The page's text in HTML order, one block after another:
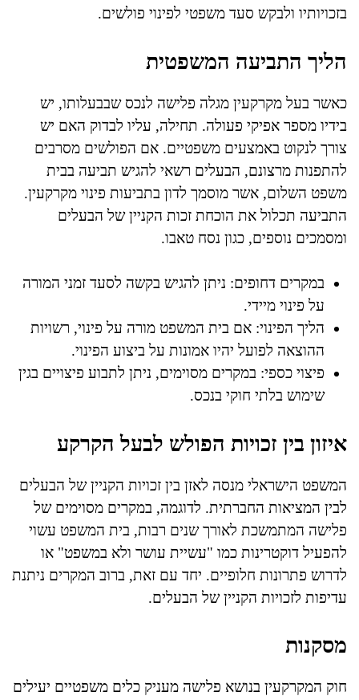
בזכויותיו ולבקש סעד משפטי לפינוי פולשים.
הליך התביעה המשפטית
כאשר בעל מקרקעין מגלה פלישה לנכס שבבעלותו, יש
בידיו מספר אפיקי פעולה. תחילה, עליו לבדוק האם יש
צורך לנקוט באמצעים משפטיים. אם הפולשים מסרבים
להתפנות מרצונם, הבעלים רשאי להגיש תביעה בבית
משפט השלום, אשר מוסמך לדון בתביעות פינוי מקרקעין.
התביעה תכלול את הוכחת זכות הקניין של הבעלים
ומסמכים נוספים, כגון נסח טאבו.
במקרים דחופים: ניתן להגיש בקשה לסעד זמני המורה
על פינוי מיידי.
הליך הפינוי: אם בית המשפט מורה על פינוי, רשויות
ההוצאה לפועל יהיו אמונות על ביצוע הפינוי.
פיצוי כספי: במקרים מסוימים, ניתן לתבוע פיצויים בגין
שימוש בלתי חוקי בנכס.
איזון בין זכויות הפולש לבעל הקרקע
המשפט הישראלי מנסה לאזן בין זכויות הקניין של הבעלים
לבין המציאות החברתית. לדוגמה, במקרים מסוימים של
פלישה המתמשכת לאורך שנים רבות, בית המשפט עשוי
להפעיל דוקטרינות כמו "עשיית עושר ולא במשפט" או
לדרוש פתרונות חלופיים. יחד עם זאת, ברוב המקרים ניתנת
עדיפות לזכויות הקניין של הבעלים.
מסקנות
חוק המקרקעין בנושא פלישה מעניק כלים משפטיים יעילים